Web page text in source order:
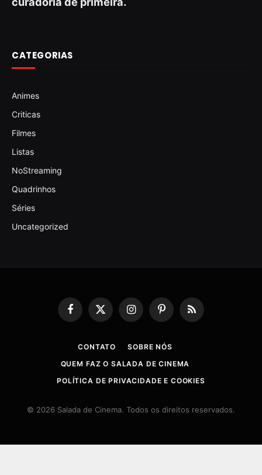
CATEGORIAS
Animes
Criticas
Filmes
Listas
NoStreaming
Quadrinhos
Séries
Uncategorized
Facebook
X
(Twitter)
InstagramPinterestRSS
CONTATO
SOBRE NÓS
QUEM FAZ O SALADA DE CINEMA
POLÍTICA DE PRIVACIDADE E COOKIES
© 2026 Salada de Cinema. Todos os direitos reservados.